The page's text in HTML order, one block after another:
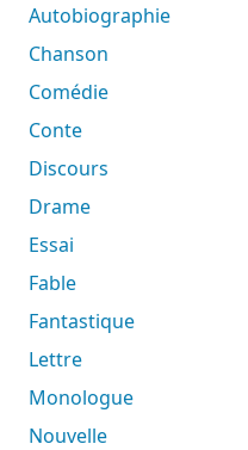
Autobiographie
Chanson
Comédie
Conte
Discours
Drame
Essai
Fable
Fantastique
Lettre
Monologue
Nouvelle